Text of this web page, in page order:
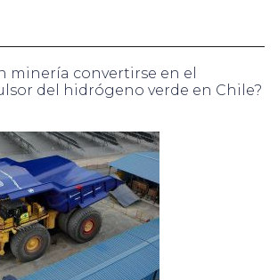
minería convertirse en el
del hidrógeno verde en Chile?